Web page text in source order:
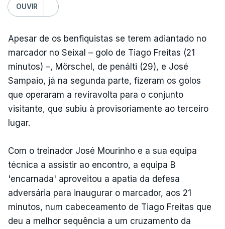
OUVIR
Apesar de os benfiquistas se terem adiantado no
marcador no Seixal – golo de Tiago Freitas (21
minutos) –, Mörschel, de penálti (29), e José
Sampaio, já na segunda parte, fizeram os golos
que operaram a reviravolta para o conjunto
visitante, que subiu à provisoriamente ao terceiro
lugar.
Com o treinador José Mourinho e a sua equipa
técnica a assistir ao encontro, a equipa B
'encarnada' aproveitou a apatia da defesa
adversária para inaugurar o marcador, aos 21
minutos, num cabeceamento de Tiago Freitas que
deu a melhor sequência a um cruzamento da